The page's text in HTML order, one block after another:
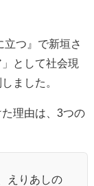
つ』で新垣さ
として社会現
ました。
理由は、3つの
えりあしの